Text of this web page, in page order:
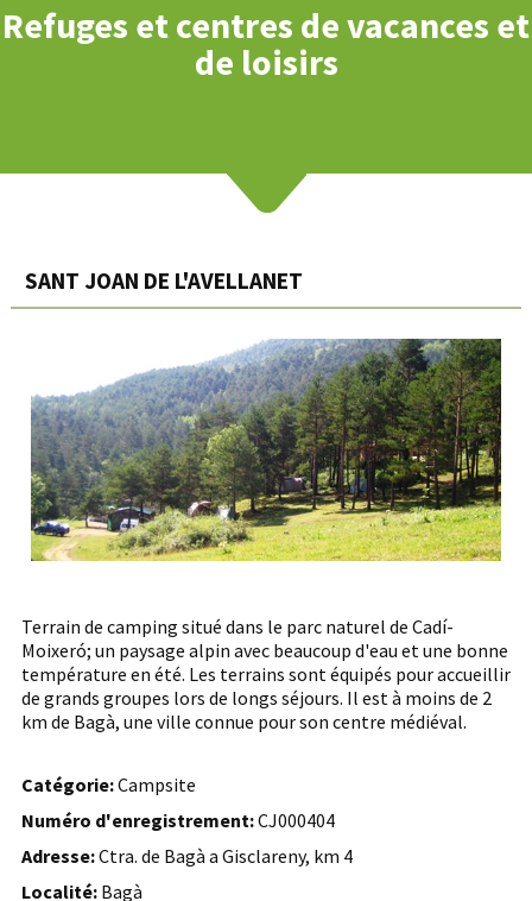
Refuges et centres de vacances et
de loisirs
SANT JOAN DE L'AVELLANET
Terrain de camping situé dans le parc naturel de Cadí-
Moixeró; un paysage alpin avec beaucoup d'eau et une bonne
température en été. Les terrains sont équipés pour accueillir
de grands groupes lors de longs séjours. Il est à moins de 2
km de Bagà, une ville connue pour son centre médiéval.
Catégorie:Campsite
Numéro d'enregistrement:CJ000404
Adresse:Ctra. de Bagà a Gisclareny, km 4
Localité: Bagà